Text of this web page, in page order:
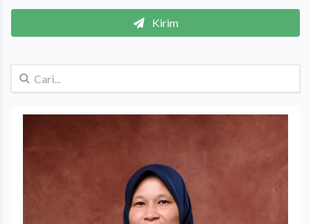
Kirim